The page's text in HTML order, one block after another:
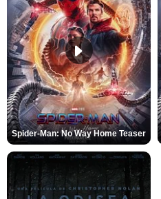
Spider-Man: No Way Home Teaser